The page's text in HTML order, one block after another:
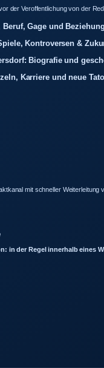
der Veroffentlichung von der
Gage und
Kontroversen &
Biografie und
Karriere und neue
mit schneller Weiterleitung
in der Regel innerhalb eines